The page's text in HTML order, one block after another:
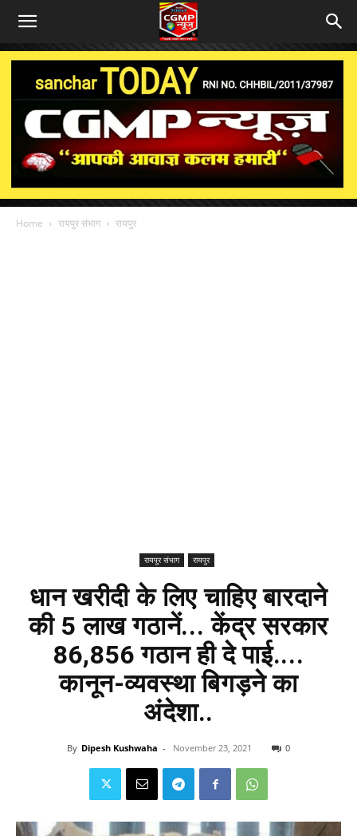
Home रायपुर संभाग रायपुर
रायपुर संभाग रायपुर
धान खरीदी के लिए चाहिए बारदाने
की 5 लाख गठानें... केंद्र सरकार
86,856 गठान ही दे पाई....
कानून-व्यवस्था बिगड़ने का
अंदेशा..
By Dipesh Kushwaha - November 23, 2021 0